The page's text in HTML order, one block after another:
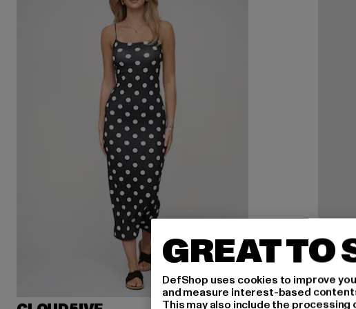
GREAT TO
DefShop uses cookies to improve
and measure interest-based
This may also include the